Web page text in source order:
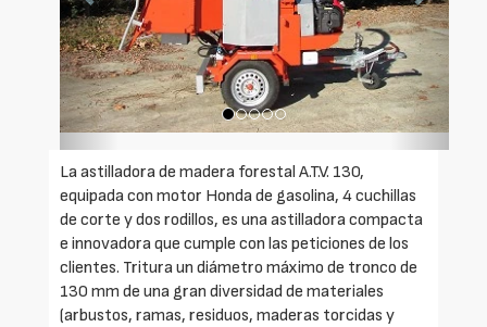
La astilladora de madera forestal A.T.V. 130,
equipada con motor Honda de gasolina, 4 cuchillas
de corte y dos rodillos, es una astilladora compacta
e innovadora que cumple con las peticiones de los
clientes. Tritura un diámetro máximo de tronco de
130 mm de una gran diversidad de materiales
(arbustos, ramas, residuos, maderas torcidas y